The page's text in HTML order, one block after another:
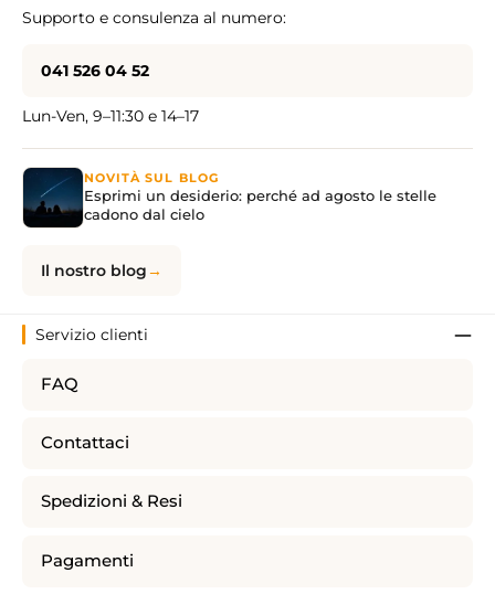
Supporto e consulenza al numero:
041 526 04 52
Lun-Ven, 9–11:30 e 14–17
NOVITÀ SUL BLOG
Esprimi un desiderio: perché ad agosto le stelle
cadono dal cielo
Il nostro blog
Servizio clienti
FAQ
Contattaci
Spedizioni & Resi
Pagamenti